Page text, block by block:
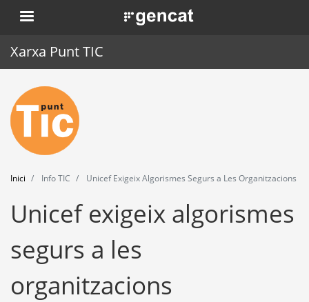
Vés
al
. Obre en una nova finestra.
Xarxa Punt TIC
Inici
Punt TIC
Actualitat
Agenda
Formació
Eines
Inici Info TIC Unicef Exigeix Algorismes Segurs a Les Organitzacions
Unicef exigeix algorismes
segurs a les
organitzacions